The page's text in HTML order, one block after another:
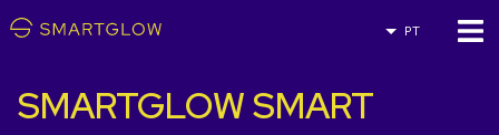
PT
SMARTGLOW SMART